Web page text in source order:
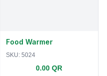
Food Warmer
SKU: 5024
0.00 QR